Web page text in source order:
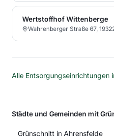
Wertstoffhof Wittenberge
Wahrenberger Straße 67,
Alle Entsorgungseinrichtungen
Städte und Gemeinden mit
Grünschnitt in Ahrensfelde